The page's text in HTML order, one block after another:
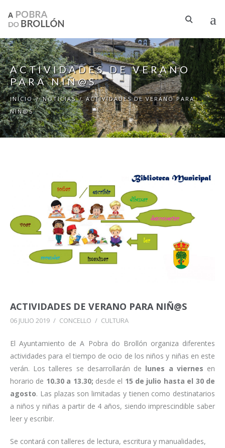
ACTIVIDADES DE VERANO
PARA NIÑ@S
INICIO / NOTICIAS / ACTIVIDADES DE VERANO PARA
NIÑ@S
ACTIVIDADES DE VERANO PARA NIÑ@S
06 JULIO 2019 / CONCELLO / CULTURA
El Ayuntamiento de A Pobra do Brollón organiza diferentes
actividades para el tiempo de ocio de los niños y niñas en este
verán. Los talleres se desarrollarán de lunes a viernes en
horario de 10.30 a 13.30; desde el 15 de julio hasta el 30 de
agosto. Las plazas son limitadas y tienen como destinatarios
a niños y niñas a partir de 4 años, siendo imprescindible saber
leer y escribir.
Se contará con talleres de lectura, escritura y manualidades,